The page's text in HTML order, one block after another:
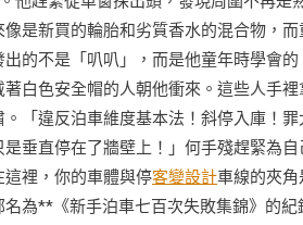
是新買的輪胎和劣質香水的混合物，
的不是「叭叭」，而是他童年時學會
白色安全帽的人朝他衝來。這些人手
「違反泊車維度基本法！斜停入庫！
垂直停在了牆壁上！」何手殘趕緊為
裡，你的車體與停客變設計車線的夾
為**《新手泊車七百次失敗集錦》的